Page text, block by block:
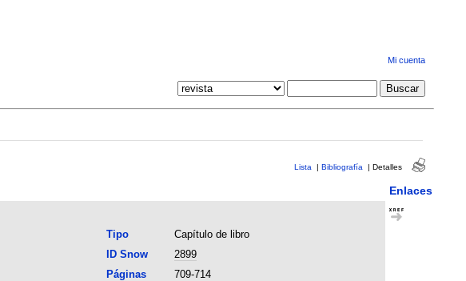
Mi cuenta
Lista | Bibliografía | Detalles
Enlaces
Tipo
Capítulo de libro
ID Snow
2899
Páginas
709-714